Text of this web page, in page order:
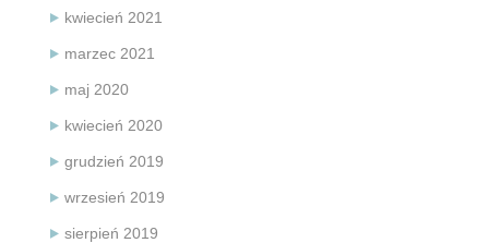
kwiecień 2021
marzec 2021
maj 2020
kwiecień 2020
grudzień 2019
wrzesień 2019
sierpień 2019